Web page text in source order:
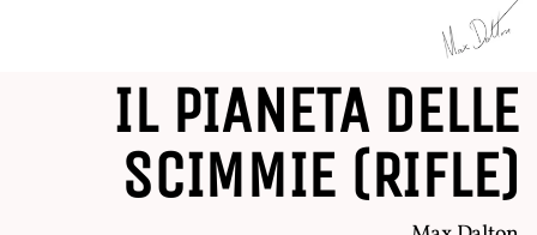
IL PIANETA DELLE
SCIMMIE (RIFLE)